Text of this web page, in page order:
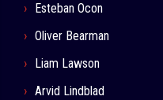
Esteban Ocon
Oliver Bearman
Liam Lawson
Arvid Lindblad